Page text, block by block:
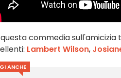
commedia
Lambert Wilson,
ANCHE